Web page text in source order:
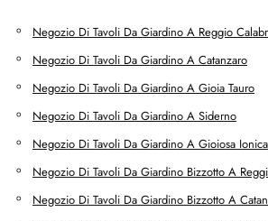
Negozio Di Tavoli Da Giardino A Reggio
Negozio Di Tavoli Da Giardino A Catanzaro
Negozio Di Tavoli Da Giardino A Gioia Tauro
Negozio Di Tavoli Da Giardino A Siderno
Negozio Di Tavoli Da Giardino A Gioiosa Ionica
Negozio Di Tavoli Da Giardino Bizzotto A
Negozio Di Tavoli Da Giardino Bizzotto A